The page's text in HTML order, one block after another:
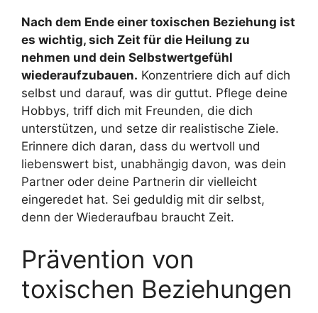
Nach dem Ende einer toxischen Beziehung ist
es wichtig, sich Zeit für die Heilung zu
nehmen und dein Selbstwertgefühl
wiederaufzubauen. Konzentriere dich auf dich
selbst und darauf, was dir guttut. Pflege deine
Hobbys, triff dich mit Freunden, die dich
unterstützen, und setze dir realistische Ziele.
Erinnere dich daran, dass du wertvoll und
liebenswert bist, unabhängig davon, was dein
Partner oder deine Partnerin dir vielleicht
eingeredet hat. Sei geduldig mit dir selbst,
denn der Wiederaufbau braucht Zeit.
Prävention von
toxischen Beziehungen